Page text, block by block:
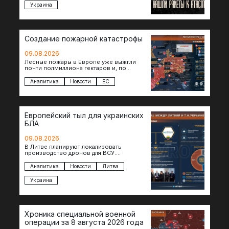
Украина
Создание пожарной катастрофы
09.08.2026
Лесные пожары в Европе уже выжгли
почти полмиллиона гектаров и, по
экономике в €15,6–19,1 млрд. К…
Аналитика Новости ЕС
Европейский тыл для украинских
БЛА
09.08.2026
В Литве планируют локализовать
производство дронов для ВСУ.
президенты Гитанас Науседа и Владимир
Зеленский подписали…
Аналитика Новости Литва
Украина
Хроника специальной военной
операции за 8 августа 2026 года